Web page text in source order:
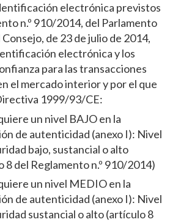
electrónica previstos
n.º 910/2014, del Parlamento
de 23 de julio de 2014,
electrónica y los
para las transacciones
el mercado interior y por el que
1999/93/CE:
un nivel BAJO en la
de autenticidad (anexo I): Nivel
bajo, sustancial o alto
8 del Reglamento n.º 910/2014)
un nivel MEDIO en la
de autenticidad (anexo I): Nivel
sustancial o alto (artículo 8